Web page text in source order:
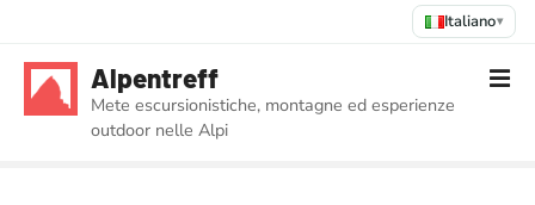
Italiano▾
Alpentreff
Mete escursionistiche, montagne ed esperienze
outdoor nelle Alpi